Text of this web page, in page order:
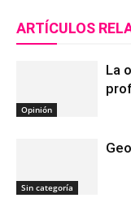
ARTÍCULOS
Opinión
La
Sin categoría